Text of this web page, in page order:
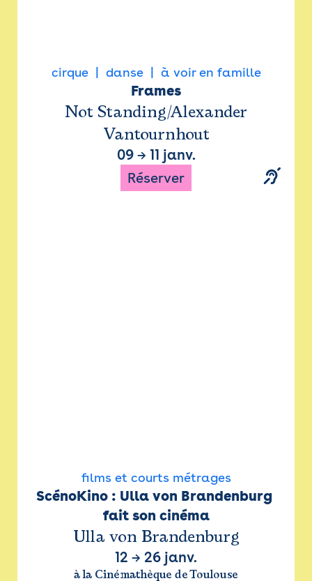
cirque danse à voir en famille
Frames
Not Standing/Alexander
Vantournhout
09→ 11 janv.
Réserver
films et courts métrages
ScénoKino : Ulla von Brandenburg
fait son cinéma
Ulla von Brandenburg
12 → 26 janv.
à la Cinémathèque de Toulouse